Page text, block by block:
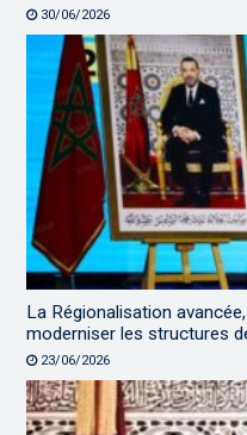
30/06/2026
La Régionalisation
moderniser les structures
23/06/2026